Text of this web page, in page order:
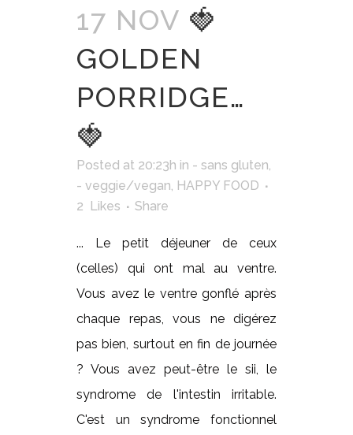
17 NOV 🍓
GOLDEN
PORRIDGE…
🍓
Posted at 20:23h in - sans gluten,
- veggie/vegan, HAPPY FOOD
2 Likes Share
... Le petit déjeuner de ceux
(celles) qui ont mal au ventre.
Vous avez le ventre gonflé après
chaque repas, vous ne digérez
pas bien, surtout en fin de journée
? Vous avez peut-être le sii, le
syndrome de l'intestin irritable.
C'est un syndrome fonctionnel